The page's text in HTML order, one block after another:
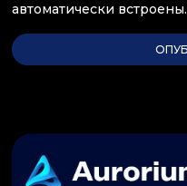
автоматически встроены.